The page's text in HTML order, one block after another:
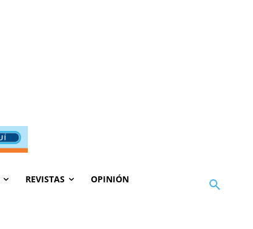
REVISTAS OPINIÓN